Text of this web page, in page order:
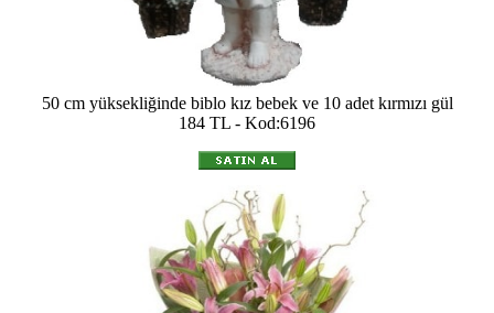
50 cm yüksekliğinde biblo kız bebek ve 10 adet kırmızı gül
184 TL - Kod:6196